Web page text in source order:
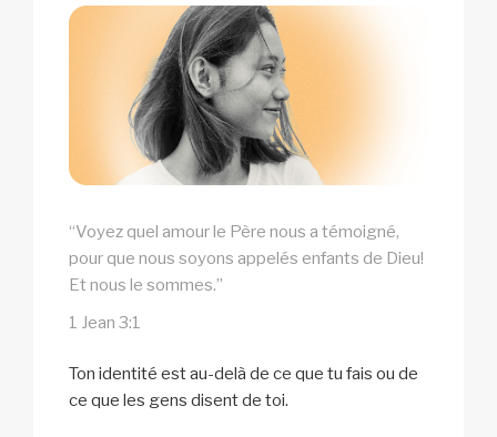
“Voyez quel amour le Père nous a témoigné,
pour que nous soyons appelés enfants de Dieu!
Et nous le sommes.”
1 Jean 3:1
Ton identité est au-delà de ce que tu fais ou de
ce que les gens disent de toi.